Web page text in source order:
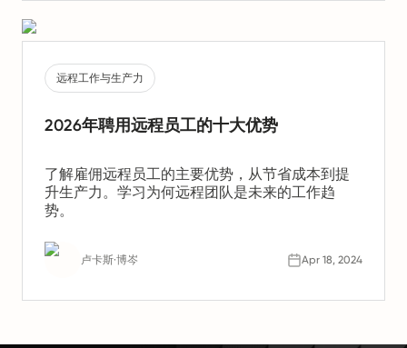
远程工作与生产力
2026年聘用远程员工的十大优势
了解雇佣远程员工的主要优势，从节省成本到提
升生产力。学习为何远程团队是未来的工作趋
势。
卢卡斯·博岑 Apr 18, 2024